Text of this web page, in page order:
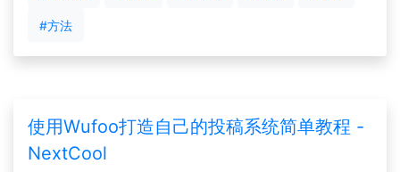
#方法
使用Wufoo打造自己的投稿系统简单教程 -
NextCool